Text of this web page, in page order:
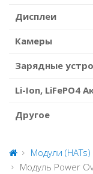
Дисплеи
Камеры
Зарядные
Li-Ion, LiFePO4
Другое
Модули (HATs)
Модуль Power